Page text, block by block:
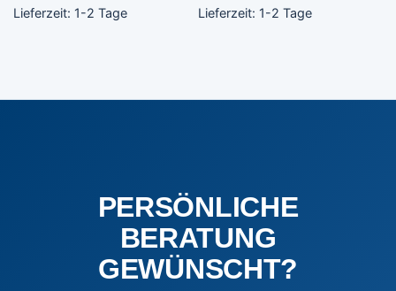
Lieferzeit: 1-2 Tage
Lieferzeit: 1-2 Tage
PERSÖNLICHE
BERATUNG
GEWÜNSCHT?